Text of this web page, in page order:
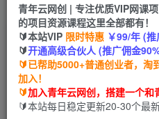
首页 创业课程 会员免费 正文
安全稳定的爆款搞米赛道
当日即可变现
青年云网创
1个月前发布
青年云网创 | 专注优质VIP网课
的项目资源课程这里全部都有！
🔰本站VIP 限时特惠 ￥99/年 (
🔰开通高级合伙人 (推广佣金
🔰已帮助5000+普通创业者，淘
加入！
🔰加入青年云网创，搭建一个
🔰本站每日稳定更新20-30个最